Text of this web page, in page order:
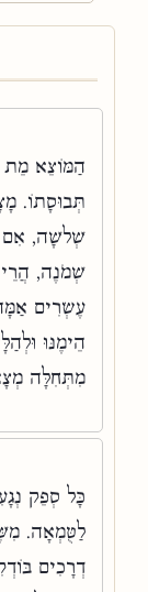
הַמּוֹצֵא מֵת
תְּבוּסָתוֹ.
שְׁלשָׁה, אִם
שְׁמֹנֶה, הֲרֵי
עֶשְׂרִים
הֵימֶנּוּ
מִתְּחִלָּה
כָּל סְפֵק
לַטֻּמְאָה.
דְרָכִים